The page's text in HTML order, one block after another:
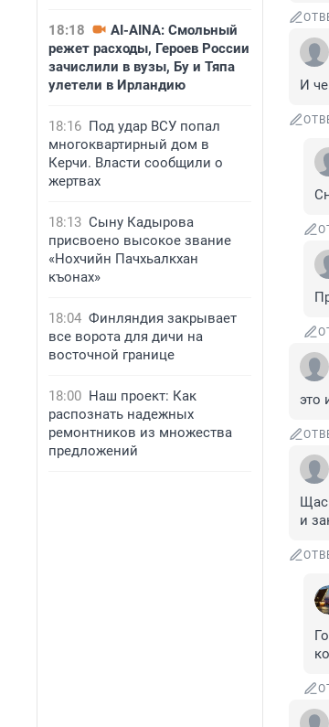
18:18
AI-AINA: Смольный
режет расходы, Героев России
зачислили в вузы, Бу и Тяпа
улетели в Ирландию
18:16 Под удар ВСУ попал
многоквартирный дом в
Керчи. Власти сообщили о
жертвах
18:13 Сыну Кадырова
присвоено высокое звание
«Нохчийн Пачхьалкхан
къонах»
18:04 Финляндия закрывает
все ворота для дичи на
восточной границе
18:00 Наш проект: Как
распознать надежных
ремонтников из множества
предложений
И
это
Щас
и